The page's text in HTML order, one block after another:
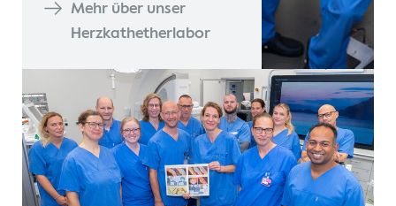
Mehr über unser
Herzkathetherlabor